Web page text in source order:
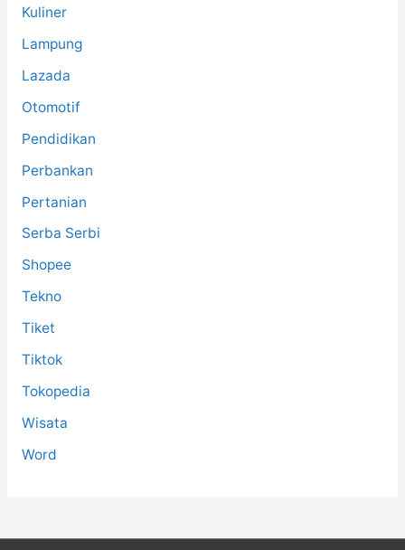
Kuliner
Lampung
Lazada
Otomotif
Pendidikan
Perbankan
Pertanian
Serba Serbi
Shopee
Tekno
Tiket
Tiktok
Tokopedia
Wisata
Word